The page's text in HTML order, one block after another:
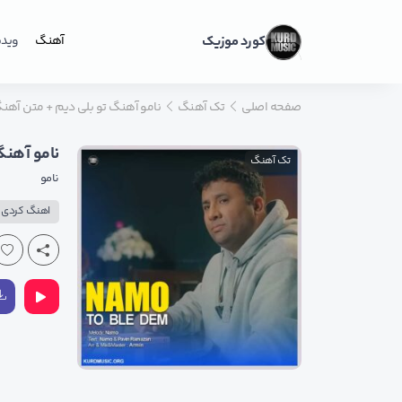
کورد موزیک آهنگ
صفحه اصلی تک آهنگ نامو آهنگ تو بلی دیم + متن
تک آهنگ نامو
نامو
اهنگ کردی